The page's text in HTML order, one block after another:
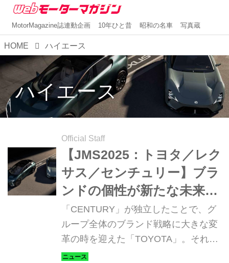
MotorMagazine誌連動企画 10年ひと昔 昭和の名車 写真蔵
HOME ハイエース
ハイエース
Official Staff
【JMS2025：トヨタ／レク
サス／センチュリー】ブラ
ンドの個性が新たな未来を
面白く！トヨタ渾身の「ス
ーパージャンプ」への布石
が今、躍動し始める
「CENTURY」が独立したことで、グ
ループ全体のブランド戦略に大きな変
革の時を迎えた「TOYOTA」。それぞ
れの役割が明確化されていく中、